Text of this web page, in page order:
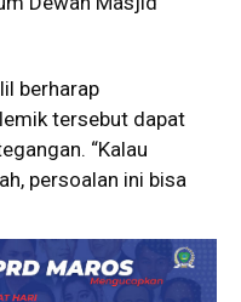
berharap
tersebut dapat
“Kalau
persoalan ini bisa